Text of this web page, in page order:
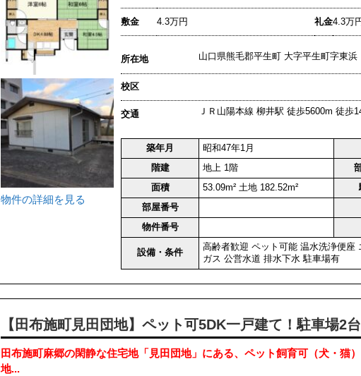
物件の詳細を見る
敷金 4.3万円 礼金4.3万
所在地 山口県熊毛郡平生町 大字平生町字東
校区
交通 ＪＲ山陽本線 柳井駅 徒歩5600m 徒歩
築年月 昭和47年1月
階建
地上 1階
面積
53.09m² 土地 182.52m²
部屋番号
物件番号
設備・条件
高齢者歓迎 ペット可能 温水洗浄便座
ガス 公営水道 排水下水 駐車場有
【田布施町見田団地】ペット可5DK一戸建て！駐車場2台
田布施町麻郷の閑静な住宅地「見田団地」にある、ペット飼育可（犬・猫
地...